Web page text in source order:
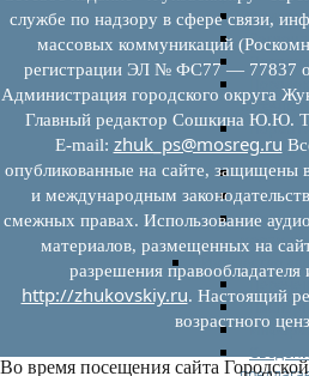
перечней
перечней
мерам
Имущество
службе по надзору в сфере связи,
массовых коммуникаций
регистрации ЭЛ № ФС77 — 77837
Администрация городского округа
Главный редактор Сошкина Ю.Ю.
E‑mail: zhuk_ps@mosreg.ru
опубликованные на сайте, защищены
и международным
смежных правах. Использование
материалов, размещенных на
разрешения правообладателя
http://zhukovskiy.ru. Настоящий
возрастного
Во время посещения сайта